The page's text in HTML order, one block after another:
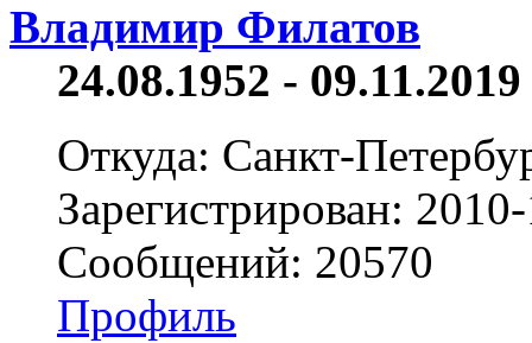
Владимир Филатов
24.08.1952 -
Откуда: Санкт-
Зарегистрирован:
Сообщений: 20570
Профиль